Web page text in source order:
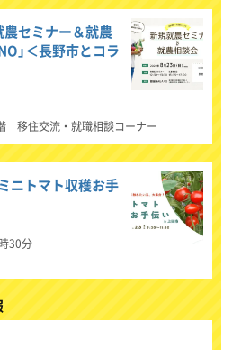
農セミナー＆就農
」＜長野市とコラ
移住交流・就職相談コーナー
ニトマト収穫お手
30分